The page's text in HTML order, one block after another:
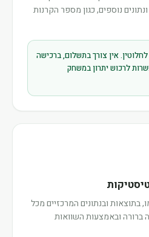
נוספים, כגון מספר הקרנות
אין צורך בתשלום, ברכישה
לרכוש יתרון במשחק
ובנתונים המרכזיים מכל
ברורה ובאמצעות השוואות